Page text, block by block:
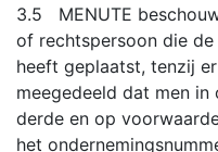
3.5 MENUTE
of rechtspersoon die
heeft geplaatst, tenzij
meegedeeld dat men
derde en op
het